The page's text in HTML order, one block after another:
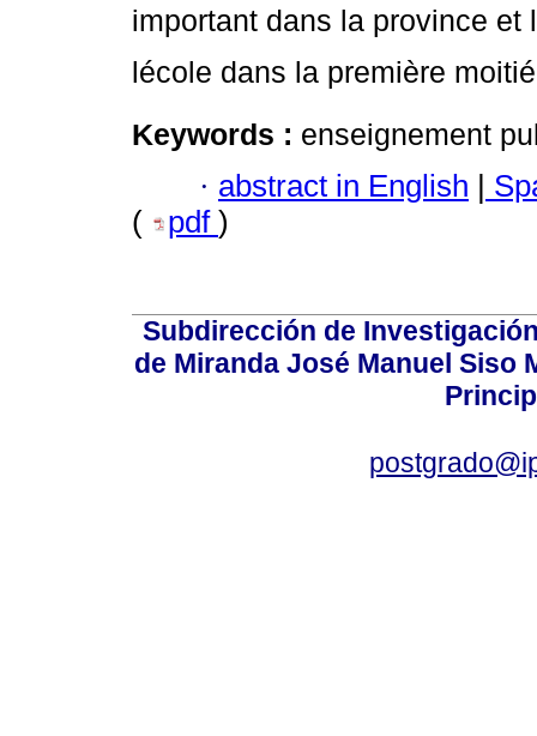
important dans la province et
lécole dans la première
Keywords : enseignement
· abstract in English |
(
pdf )
Subdirección de
de Miranda José Manuel Siso